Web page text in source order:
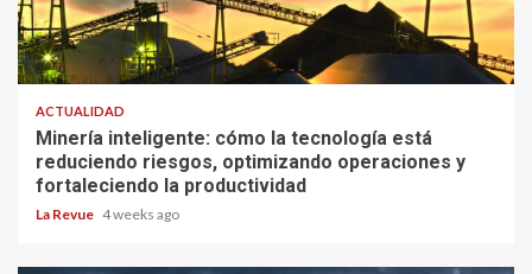
ACTUALIDAD
Minería inteligente: cómo la tecnología está
reduciendo riesgos, optimizando operaciones y
fortaleciendo la productividad
La Revue 4 weeks ago